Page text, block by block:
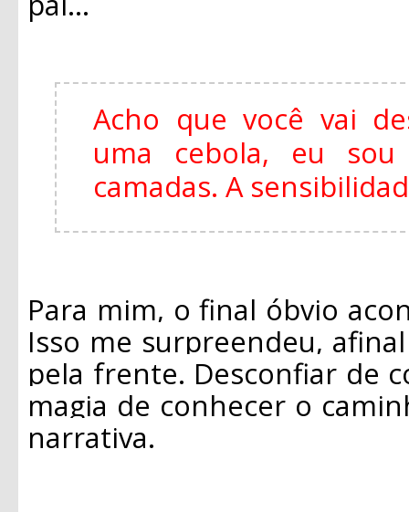
Acho que você vai
uma cebola, eu
camadas. A
Para mim, o final óbvio
Isso me surpreendeu,
pela frente. Desconfiar de
magia de conhecer o
narrativa.